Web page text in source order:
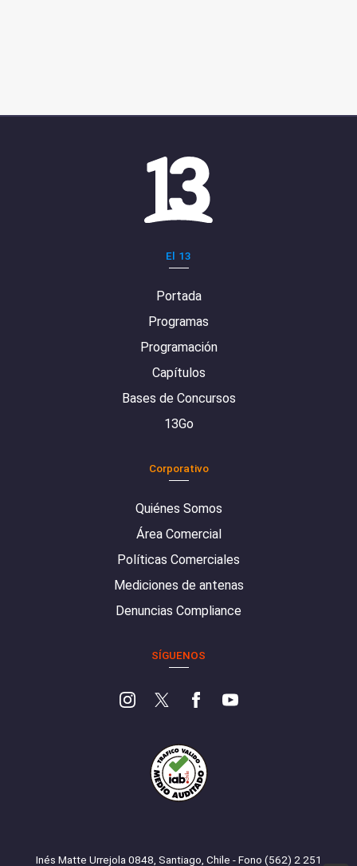
El 13
Portada
Programas
Programación
Capítulos
Bases de Concursos
13Go
Corporativo
Quiénes Somos
Área Comercial
Políticas Comerciales
Mediciones de antenas
Denuncias Compliance
SÍGUENOS
Inés Matte Urrejola 0848, Santiago, Chile - Fono (562) 2 251